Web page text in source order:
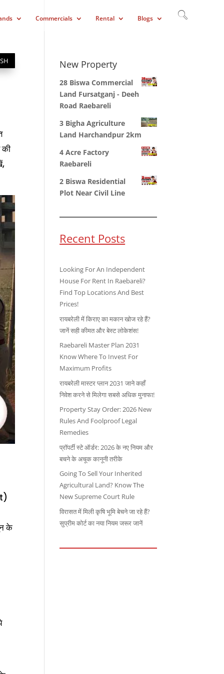
Commercials Rental Blogs
की
के
New Property
28 Biswa Commercial
Land Fursatganj - Deeh
Road Raebareli
3 Bigha Agriculture
Land Harchandpur 2km
4 Acre Factory
Raebareli
2 Biswa Residential
Plot Near Civil Line
Recent Posts
Looking For An Independent
House For Rent In Raebareli?
Find Top Locations And Best
Prices!
रायबरेली में किराए का मकान खोज रहे हैं?
जानें सही कीमत और बेस्ट लोकेशंस!
Raebareli Master Plan 2031
Know Where To Invest For
Maximum Profits
रायबरेली मास्टर प्लान 2031 जाने कहाँ
निवेश करने से मिलेगा सबसे अधिक मुनाफा!
Property Stay Order: 2026 New
Rules And Foolproof Legal
Remedies
प्रॉपर्टी स्टे ऑर्डर: 2026 के नए नियम और
बचने के अचूक कानूनी तरीके
Going To Sell Your Inherited
Agricultural Land? Know The
New Supreme Court Rule
विरासत में मिली कृषि भूमि बेचने जा रहे हैं?
सुप्रीम कोर्ट का नया नियम जरूर जानें